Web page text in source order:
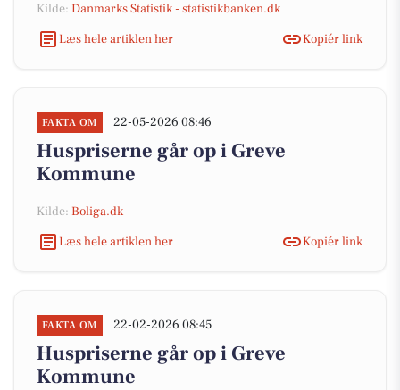
Kilde: Danmarks Statistik - statistikbanken.dk
Læs hele artiklen her
Kopiér link
FAKTA OM 22-05-2026 08:46
Huspriserne går op i Greve
Kommune
Kilde: Boliga.dk
Læs hele artiklen her
Kopiér link
FAKTA OM 22-02-2026 08:45
Huspriserne går op i Greve
Kommune